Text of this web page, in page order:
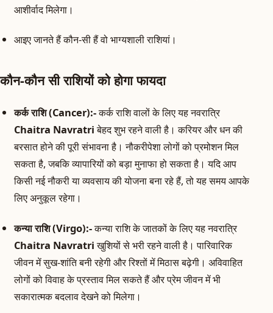
आशीर्वाद मिलेगा।
आइए जानते हैं कौन-सी हैं वो भाग्यशाली राशियां।
कौन-कौन सी राशियों को होगा फायदा
कर्क राशि (Cancer):-कर्क राशि वालों के लिए यह नवरात्रि
Chaitra Navratriबेहद शुभ रहने वाली है। करियर और धन की
बरसात होने की पूरी संभावना है। नौकरीपेशा लोगों को प्रमोशन मिल
सकता है, जबकि व्यापारियों को बड़ा मुनाफा हो सकता है। यदि आप
किसी नई नौकरी या व्यवसाय की योजना बना रहे हैं, तो यह समय आपके
लिए अनुकूल रहेगा।
कन्या राशि (Virgo):-कन्या राशि के जातकों के लिए यह नवरात्रि
Chaitra Navratriखुशियों से भरी रहने वाली है। पारिवारिक
जीवन में सुख-शांति बनी रहेगी और रिश्तों में मिठास बढ़ेगी। अविवाहित
लोगों को विवाह के प्रस्ताव मिल सकते हैं और प्रेम जीवन में भी
सकारात्मक बदलाव देखने को मिलेगा।